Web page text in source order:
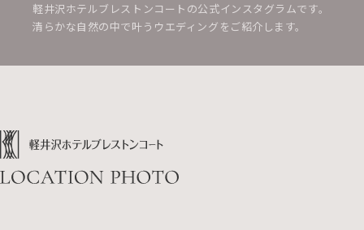
軽井沢ホテルブレストンコートの公式インスタグラムです。
清らかな自然の中で叶うウエディングをご紹介します。